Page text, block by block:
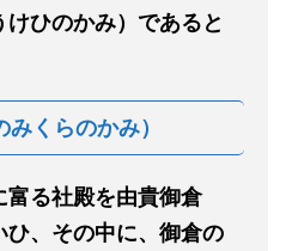
ひのかみ）であると
くらのかみ）
る社殿を由貴御倉
ひ、その中に、御倉の